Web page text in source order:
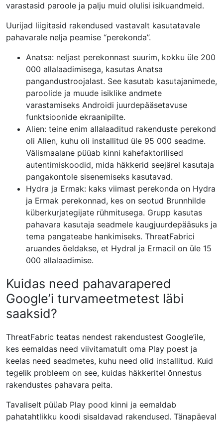
varastasid paroole ja palju muid olulisi isikuandmeid.
Uurijad liigitasid rakendused vastavalt kasutatavale
pahavarale nelja peamise “perekonda”.
Anatsa: neljast perekonnast suurim, kokku üle 200
000 allalaadimisega, kasutas Anatsa
pangandustroojalast. See kasutab kasutajanimede,
paroolide ja muude isiklike andmete
varastamiseks Androidi juurdepääsetavuse
funktsioonide ekraanipilte.
Alien: teine ​​enim allalaaditud rakenduste perekond
oli Alien, kuhu oli installitud üle 95 000 seadme.
Välismaalane püüab kinni kahefaktorilised
autentimiskoodid, mida häkkerid seejärel kasutaja
pangakontole sisenemiseks kasutavad.
Hydra ja Ermak: kaks viimast perekonda on Hydra
ja Ermak perekonnad, kes on seotud Brunnhilde
küberkurjategijate rühmitusega. Grupp kasutas
pahavara kasutaja seadmele kaugjuurdepääsuks ja
tema pangateabe hankimiseks. ThreatFabrici
aruandes öeldakse, et Hydral ja Ermacil on üle 15
000 allalaadimise.
Kuidas need pahavarapered
Google’i turvameetmetest läbi
saaksid?
ThreatFabric teatas nendest rakendustest Google’ile,
kes eemaldas need viivitamatult oma Play poest ja
keelas need seadmetes, kuhu need olid installitud. Kuid
tegelik probleem on see, kuidas häkkeritel õnnestus
rakendustes pahavara peita.
Tavaliselt püüab Play pood kinni ja eemaldab
pahatahtlikku koodi sisaldavad rakendused. Tänapäeval